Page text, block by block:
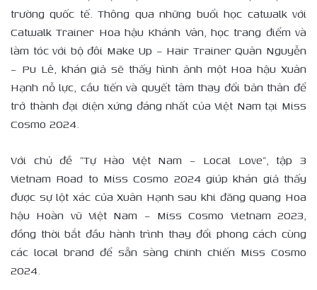
trường quốc tế. Thông qua những buổi học catwalk với
Catwalk Trainer Hoa hậu Khánh Vân, học trang điểm và
làm tóc với bộ đôi Make Up – Hair Trainer Quân Nguyễn
– Pu Lê, khán giả sẽ thấy hình ảnh một Hoa hậu Xuân
Hạnh nỗ lực, cầu tiến và quyết tâm thay đổi bản thân để
trở thành đại diện xứng đáng nhất của Việt Nam tại Miss
Cosmo 2024.
Với chủ đề “Tự Hào Việt Nam – Local Love”, tập 3
Vietnam Road to Miss Cosmo 2024 giúp khán giả thấy
được sự lột xác của Xuân Hạnh sau khi đăng quang Hoa
hậu Hoàn vũ Việt Nam – Miss Cosmo Vietnam 2023,
đồng thời bắt đầu hành trình thay đổi phong cách cùng
các local brand để sẵn sàng chinh chiến Miss Cosmo
2024.